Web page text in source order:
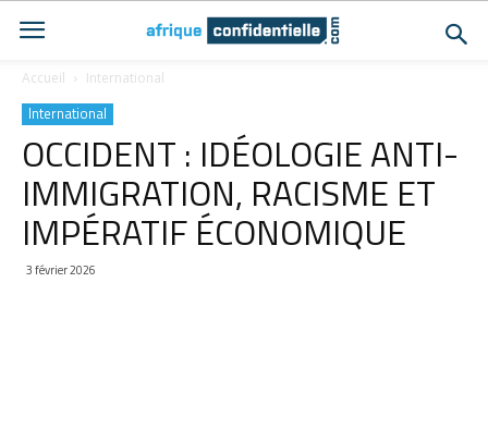
Accueil International
International
OCCIDENT : IDÉOLOGIE ANTI-
IMMIGRATION, RACISME ET
IMPÉRATIF ÉCONOMIQUE
3 février 2026